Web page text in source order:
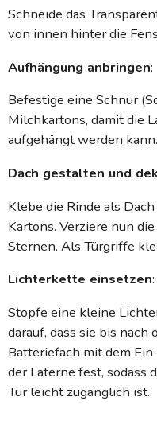
Schneide das
von innen hinter die
Aufhängung anbringen:
Befestige eine Schnur
Milchkartons, damit die
aufgehängt werden kann.
Dach gestalten und
Klebe die Rinde als
Kartons. Verziere nun
Sternen. Als Türgriffe
Lichterkette einsetzen:
Stopfe eine kleine
darauf, dass sie bis
Batteriefach mit dem
der Laterne fest, sodass
Tür leicht zugänglich ist.